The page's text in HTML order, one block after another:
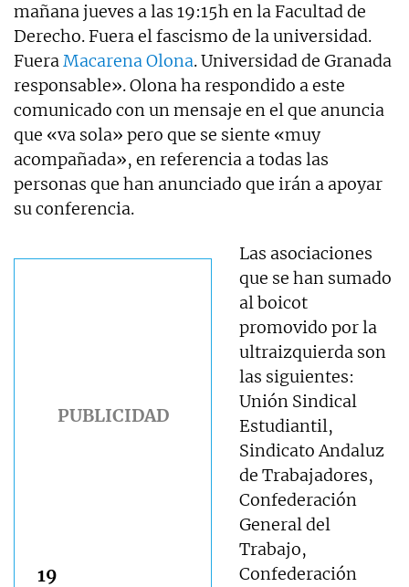
mañana jueves a las 19:15h en la Facultad de
Derecho.Fuera el fascismo de la universidad.
FueraMacarena Olona. Universidad de Granada
responsable». Olona ha respondido a este
comunicado con un mensaje en el que anuncia
que «va sola» pero que se siente «muy
acompañada», en referencia a todas las
personas que han anunciado que irán a apoyar
su conferencia.
19
Las asociaciones
que se han sumado
al boicot
promovido por la
ultraizquierda son
las siguientes:
Unión Sindical
Estudiantil,
Sindicato Andaluz
de Trabajadores,
Confederación
General del
Trabajo,
Confederación